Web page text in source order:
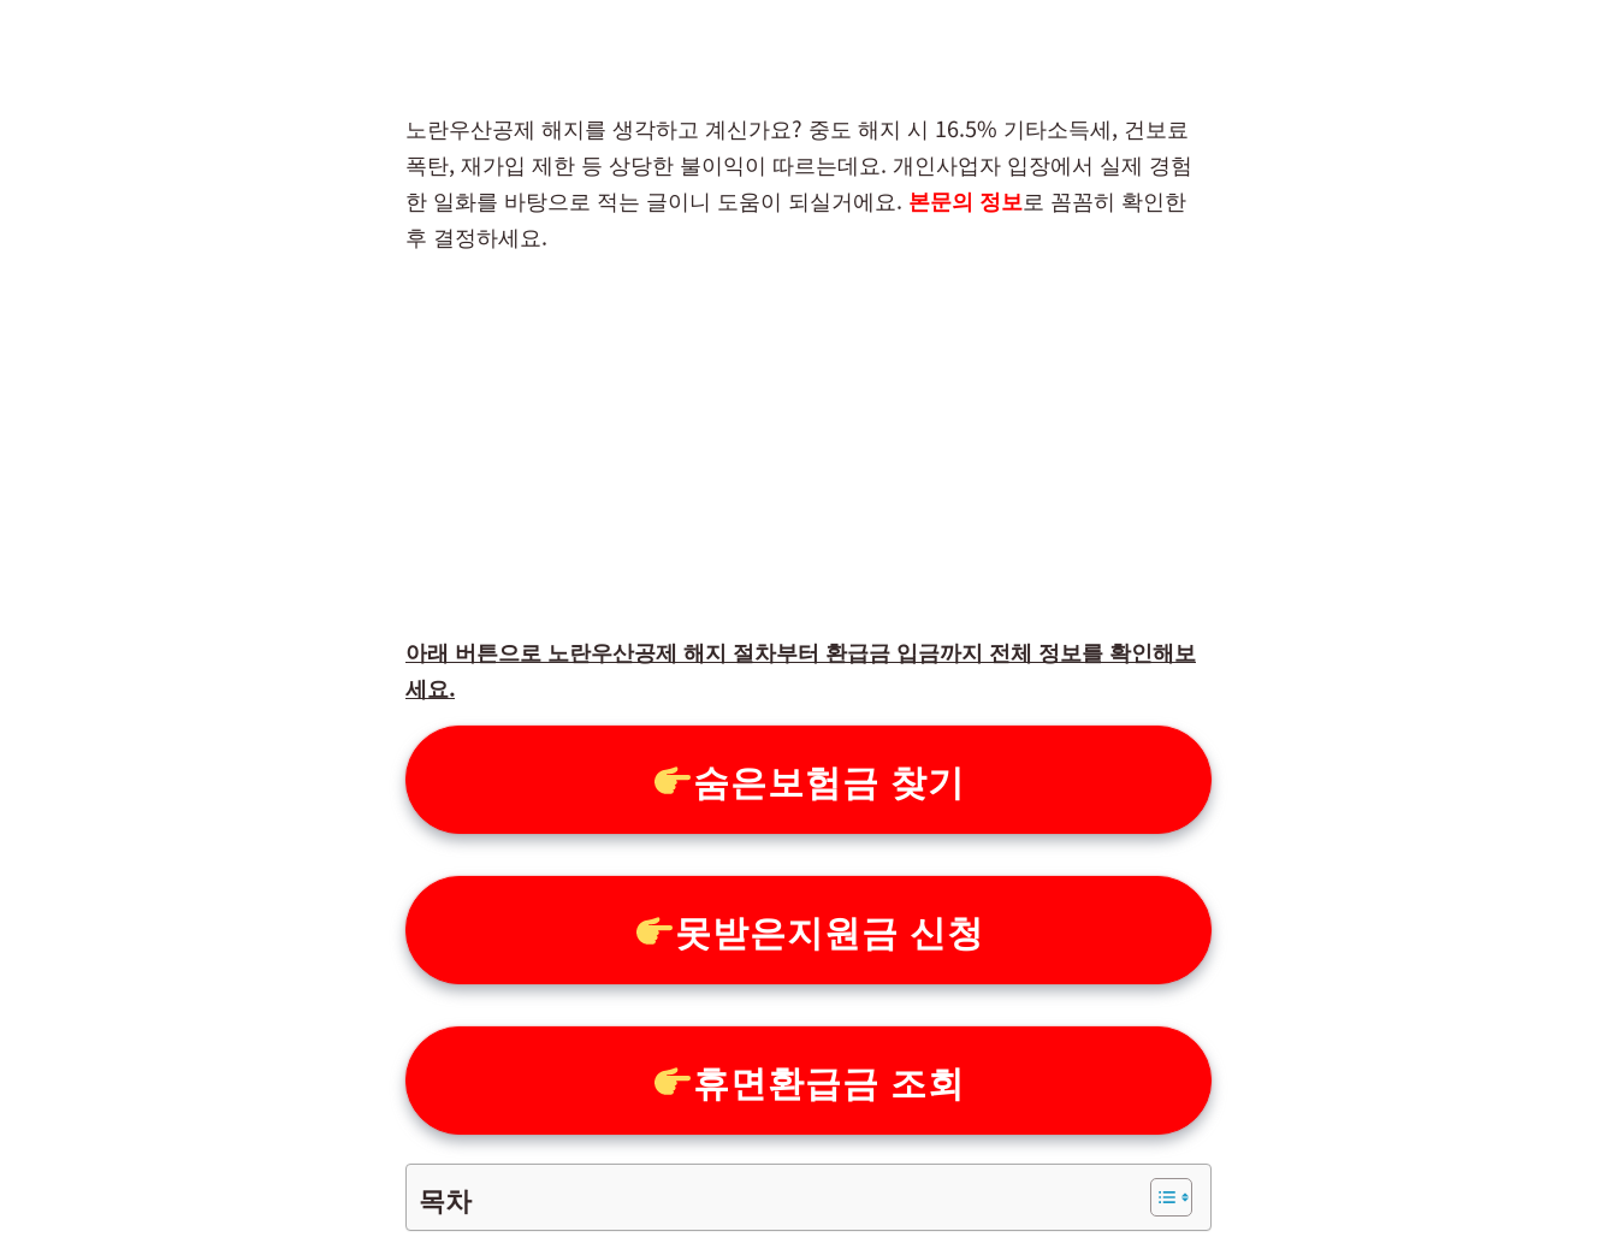
노란우산공제 해지를 생각하고 계신가요? 중도 해지 시 16.5% 기타소득세, 건보료
폭탄, 재가입 제한 등 상당한 불이익이 따르는데요. 개인사업자 입장에서 실제 경험
한 일화를 바탕으로 적는 글이니 도움이 되실거에요. 본문의 정보로 꼼꼼히 확인한
후 결정하세요.
아래 버튼으로 노란우산공제 해지 절차부터 환급금 입금까지 전체 정보를 확인해보
세요.
숨은보험금 찾기
못받은지원금 신청
휴면환급금 조회
목차